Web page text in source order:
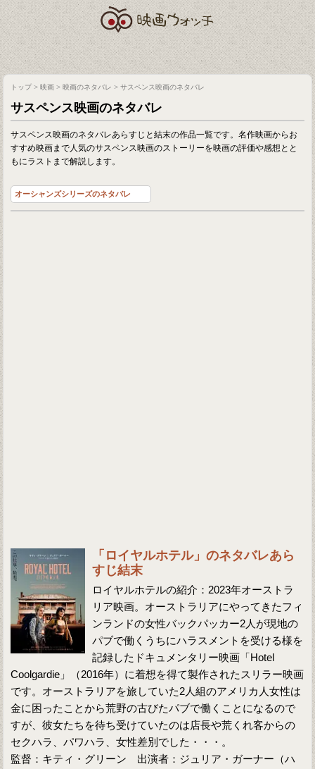
トップ>映画 >映画のネタバレ >サスペンス映画のネタバレ
サスペンス映画のネタバレ
サスペンス映画のネタバレあらすじと結末の作品一覧です。名作映画からお
すすめ映画まで人気のサスペンス映画のストーリーを映画の評価や感想とと
もにラストまで解説します。
オーシャンズシリーズのネタバレ
「ロイヤルホテル」のネタバレあら
すじ結末
ロイヤルホテルの紹介：2023年オーストラ
リア映画。オーストラリアにやってきたフィ
ンランドの女性バックパッカー2人が現地の
パブで働くうちにハラスメントを受ける様を
記録したドキュメンタリー映画「Hotel
Coolgardie」（2016年）に着想を得て製作されたスリラー映画
です。オーストラリアを旅していた2人組のアメリカ人女性は
金に困ったことから荒野の古びたパブで働くことになるので
すが、彼女たちを待ち受けていたのは店長や荒くれ客からの
セクハラ、パワハラ、女性差別でした・・・。
監督：キティ・グリーン 出演者：ジュリア・ガーナー（ハ